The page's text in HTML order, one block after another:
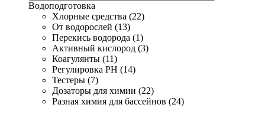
Водоподготовка
Хлорные средства (22)
От водорослей (13)
Перекись водорода (1)
Активный кислород (3)
Коагулянты (11)
Регулировка PH (14)
Тестеры (7)
Дозаторы для химии (22)
Разная химия для бассейнов (24)